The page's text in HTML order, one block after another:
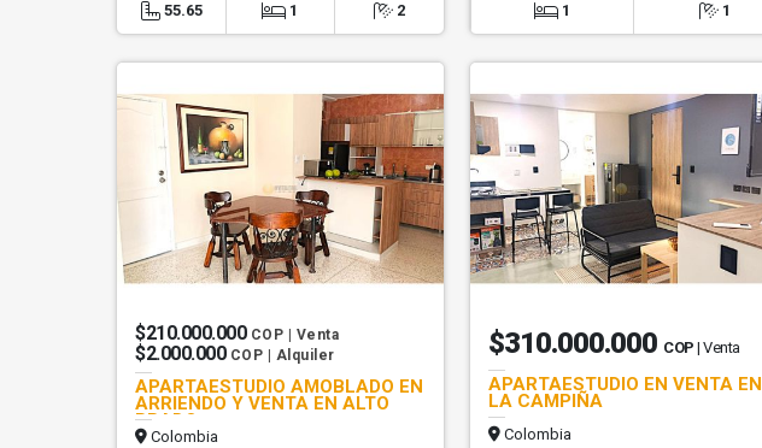
55.65 1 2 1 1
$210.000.000 COP | Venta
$2.000.000 COP | Alquiler
APARTAESTUDIO AMOBLADO EN
ARRIENDO Y VENTA EN ALTO
PRADO
Colombia
$310.000.000 COP | Venta
APARTAESTUDIO EN VENTA EN
LA CAMPIÑA
Colombia